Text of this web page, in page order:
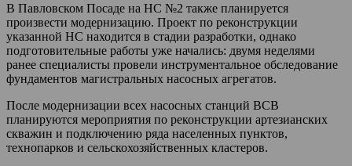
В Павловском Посаде на НС №2 также планируется
произвести модернизацию. Проект по реконструкции
указанной НС находится в стадии разработки, однако
подготовительные работы уже начались: двумя неделями
ранее специалисты провели инструментальное обследование
фундаментов магистральных насосных агрегатов.
После модернизации всех насосных станций ВСВ
планируются мероприятия по реконструкции артезианских
скважин и подключению ряда населенных пунктов,
технопарков и сельскохозяйственных кластеров.